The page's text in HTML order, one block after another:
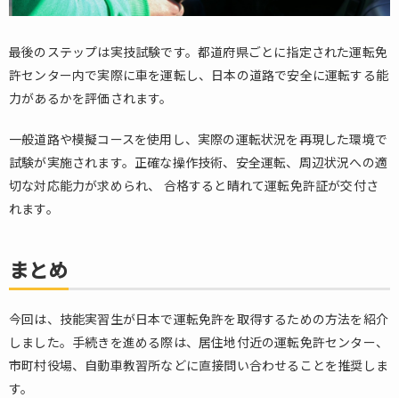
最後のステップは実技試験です。都道府県ごとに指定された運転免
許センター内で実際に車を運転し、日本の道路で安全に運転する能
力があるかを評価されます。
一般道路や模擬コースを使用し、実際の運転状況を再現した環境で
試験が実施されます。正確な操作技術、安全運転、周辺状況への適
切な対応能力が求められ、 合格すると晴れて運転免許証が交付さ
れます。
まとめ
今回は、技能実習生が日本で運転免許を取得するための方法を紹介
しました。手続きを進める際は、居住地付近の運転免許センター、
市町村役場、自動車教習所などに直接問い合わせることを推奨しま
す。